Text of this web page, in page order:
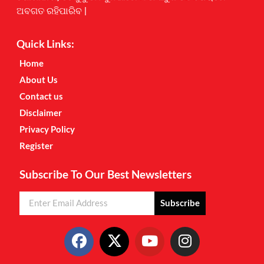
ଅବଗତ ରହିପାରିବ |
Quick Links:
Home
About Us
Contact us
Disclaimer
Privacy Policy
Register
Subscribe To Our Best Newsletters
Subscribe